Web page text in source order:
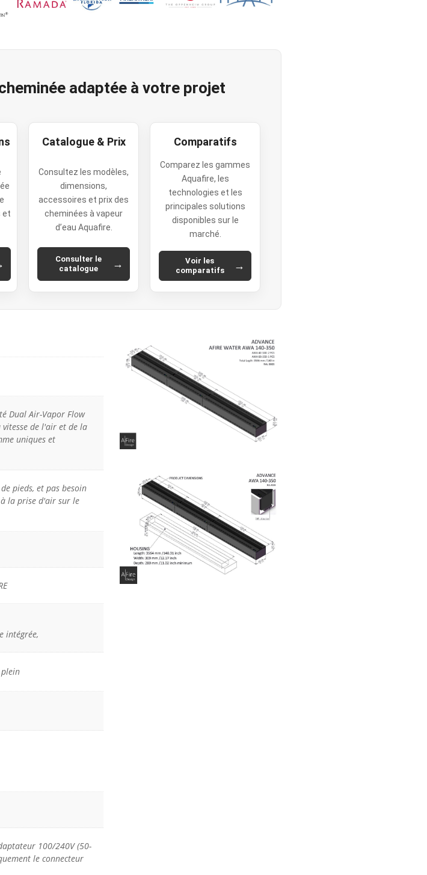
adaptée à votre projet
et
Catalogue & Prix
Consultez les modèles,
dimensions,
accessoires et prix des
cheminées à vapeur
d’eau Aquafire.
Consulter le
catalogue
→
Comparatifs
Comparez les gammes
Aquafire, les
technologies et les
principales solutions
disponibles sur le
marché.
Voir les
comparatifs
→
Dual Air-Vapor Flow
vitesse de l'air et de la
uniques et
pieds, et pas besoin
la prise d'air sur le
intégrée,
plein
100/240V (50-
le connecteur